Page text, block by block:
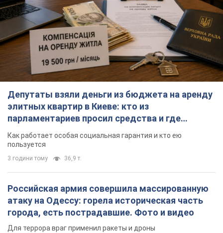
Депутаты взяли деньги из бюджета на аренду
элитных квартир в Киеве: кто из
парламентариев просил средства и где
поселился
Как работает особая социальная гарантия и кто ею
пользуется
3 години тому 36,9 т.
Российская армия совершила массированную
атаку на Одессу: горела историческая часть
города, есть пострадавшие. Фото и видео
Для террора враг применил ракеты и дроны